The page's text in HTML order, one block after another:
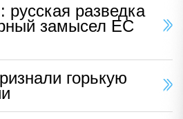
русская разведка
замысел ЕС
горькую